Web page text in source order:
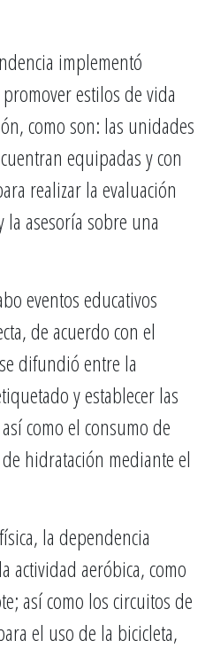
implementó
estilos de vida
como son: las unidades
equipadas y con
realizar la evaluación
asesoría sobre una
eventos educativos
de acuerdo con el
difundió entre la
y establecer las
como el consumo de
hidratación mediante el
la dependencia
actividad aeróbica, como
así como los circuitos de
el uso de la bicicleta,